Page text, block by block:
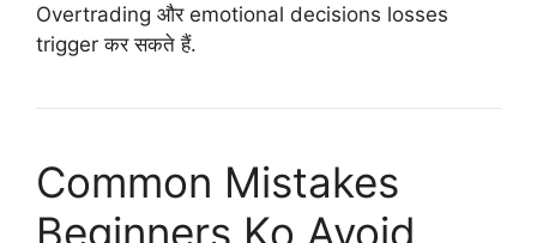
Overtrading और emotional decisions losses
trigger कर सकते हैं.
Common Mistakes
Beginners Ko Avoid